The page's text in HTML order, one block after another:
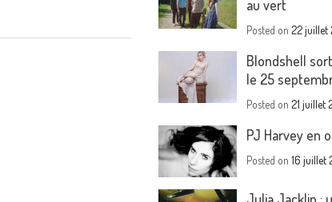
au vert
Posted on22 juillet
Blondshell
le 25
Posted on21 juillet
PJ Harvey en
Posted on16 juillet